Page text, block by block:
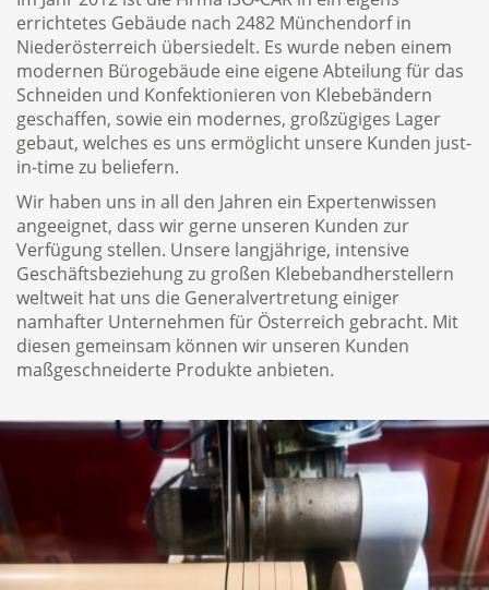
errichtetes Gebäude nach 2482 Münchendorf in
Niederösterreich übersiedelt. Es wurde neben einem
modernen Bürogebäude eine eigene Abteilung für das
Schneiden und Konfektionieren von Klebebändern
geschaffen, sowie ein modernes, großzügiges Lager
gebaut, welches es uns ermöglicht unsere Kunden just-
in-time zu beliefern.
Wir haben uns in all den Jahren ein Expertenwissen
angeeignet, dass wir gerne unseren Kunden zur
Verfügung stellen. Unsere langjährige, intensive
Geschäftsbeziehung zu großen Klebebandherstellern
weltweit hat uns die Generalvertretung einiger
namhafter Unternehmen für Österreich gebracht. Mit
diesen gemeinsam können wir unseren Kunden
maßgeschneiderte Produkte anbieten.